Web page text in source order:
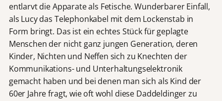
entlarvt die Apparate als Fetische. Wunderbarer Einfall,
als Lucy das Telephonkabel mit dem Lockenstab in
Form bringt. Das ist ein echtes Stück für geplagte
Menschen der nicht ganz jungen Generation, deren
Kinder, Nichten und Neffen sich zu Knechten der
Kommunikations- und Unterhaltungselektronik
gemacht haben und bei denen man sich als Kind der
60er Jahre fragt, wie oft wohl diese Daddeldinger zu